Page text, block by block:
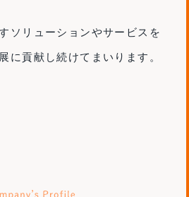
ソリューションやサービスを
に貢献し続けてまいります。